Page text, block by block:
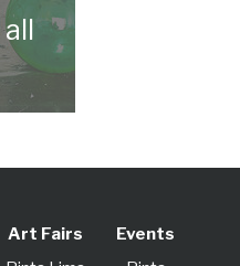
Art Fairs
Events